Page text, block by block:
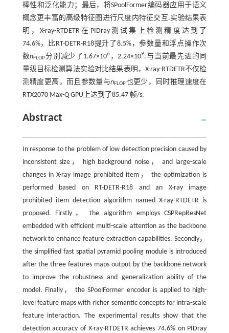
棒性和泛化能力；最后，将SPoolFormer编码器应用于语义
概念更丰富的高级特征图进行尺度内特征交互.实验结果表
明，X-ray-RTDETR在PIDray测试集上检测精度达到了
74.6%，比RT-DETR-R18提升了8.5%，参数量和浮点操作次
数nFLOP分别减少了1.67×106，2.24×109.与当前最先进的同
量级目标检测算法实验对比结果表明，X-ray-RTDETR不仅检
测精度更高，而且参数量与nFLOP也更少，同时推理速度在
RTX2070 Max-Q GPU上达到了85.47 帧/s.
Abstract
In response to the problem of low detection precision caused by
inconsistent size， high background noise， and large-scale
changes in X-ray image prohibited item， the optimization is
performed based on RT-DETR-R18 and an X-ray image
prohibited item detection algorithm named X-ray-RTDETR is
proposed. Firstly， the algorithm employs CSPRepResNet
embedded with efficient multi-scale attention as the backbone
network to enhance feature extraction capabilities. Secondly，
the simplified fast spatial pyramid pooling module is introduced
after the three features maps output by the backbone network
to improve the robustness and generalization ability of the
model. Finally， the SPoolFormer encoder is applied to high-
level feature maps with richer semantic concepts for intra-scale
feature interaction. The experimental results show that the
detection accuracy of X-ray-RTDETR achieves 74.6% on PIDray